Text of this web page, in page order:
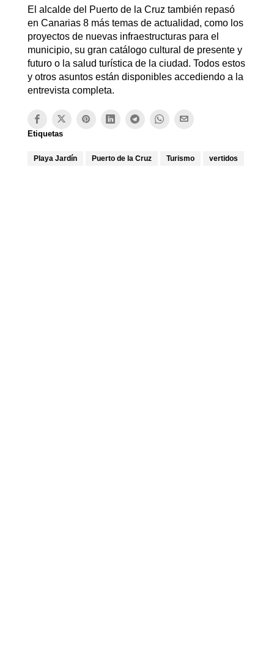
El alcalde del Puerto de la Cruz también repasó
en Canarias 8 más temas de actualidad, como los
proyectos de nuevas infraestructuras para el
municipio, su gran catálogo cultural de presente y
futuro o la salud turística de la ciudad. Todos estos
y otros asuntos están disponibles accediendo a la
entrevista completa.
Etiquetas
Playa Jardín Puerto de la Cruz Turismo vertidos